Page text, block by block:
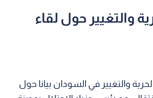
والتغيير حول لقاء
والتغيير في السودان بيانا حول